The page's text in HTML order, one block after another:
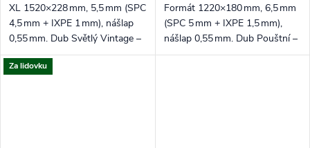
XL 1520×228 mm, 5,5 mm (SPC
4,5 mm + IXPE 1 mm), nášlap
0,55 mm. Dub Světlý Vintage –
světlý rustik s jemnými
prasklinami pro útulný, ale
Formát 1220×180 mm, 6,5 mm
(SPC 5 mm + IXPE 1,5 mm),
nášlap 0,55 mm. Dub Pouštní –
teple šedý „greige“ vzhled, tichý
Za lidovku